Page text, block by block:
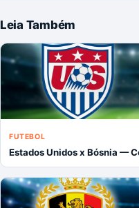
Leia Também
FUTEBOL
Estados Unidos x Bósnia —